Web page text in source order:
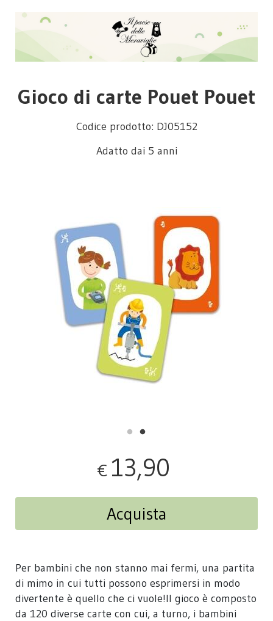
Gioco di carte Pouet Pouet
Codice prodotto: DJ05152
Adatto dai 5 anni
€ 13,90
Acquista
Per bambini che non stanno mai fermi, una partita
di mimo in cui tutti possono esprimersi in modo
divertente è quello che ci vuole!Il gioco è composto
da 120 diverse carte con cui, a turno, i bambini